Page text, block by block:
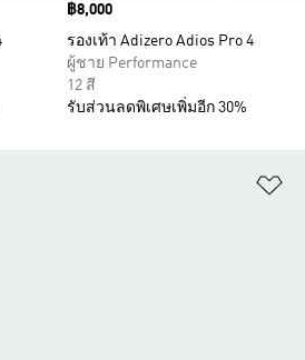
Price
฿8,000
รองเท้า Adizero Adios Pro 4
ผู้ชาย Performance
12 สี
รับส่วนลดพิเศษเพิ่มอีก 30%